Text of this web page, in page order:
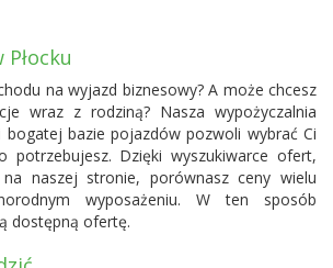
na wyjazd biznesowy? A może chcesz
wraz z rodziną? Nasza wypożyczalnia
bogatej bazie pojazdów pozwoli wybrać Ci
potrzebujesz. Dzięki wyszukiwarce ofert,
naszej stronie, porównasz ceny wielu
wyposażeniu. W ten sposób
dostępną ofertę.